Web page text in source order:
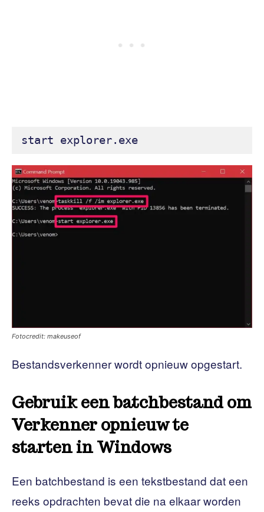
Fotocredit: makeuseof
Bestandsverkenner wordt opnieuw opgestart.
Gebruik een batchbestand om
Verkenner opnieuw te
starten in Windows
Een batchbestand is een tekstbestand dat een
reeks opdrachten bevat die na elkaar worden